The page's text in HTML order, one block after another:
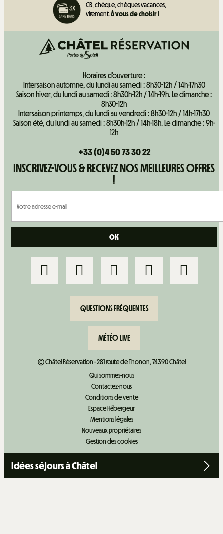
CB, chèque, chèques vacances,
virement.À vous de choisir !
Horaires d'ouverture :
Intersaison automne, du lundi au samedi : 8h30-12h / 14h-17h30
Saison hiver, du lundi au samedi : 8h30h-12h / 14h-19h. Le dimanche :
8h30-12h
Intersaison printemps, du lundi au vendredi : 8h30-12h / 14h-17h30
Saison été, du lundi au samedi : 8h30h-12h / 14h-18h. Le dimanche : 9h-
12h
+33 (0)4 50 73 30 22
INSCRIVEZ-VOUS & RECEVEZ NOS MEILLEURES OFFRES
!
QUESTIONS FRÉQUENTES
MÉTÉO LIVE
© Châtel Réservation - 281 route de Thonon, 74390 Châtel
Qui sommes-nous
Contactez-nous
Conditions de vente
Espace Hébergeur
Mentions légales
Nouveaux propriétaires
Gestion des cookies
Idées séjours à Châtel